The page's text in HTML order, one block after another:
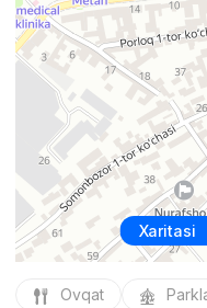
Xaritasi
Ovqat